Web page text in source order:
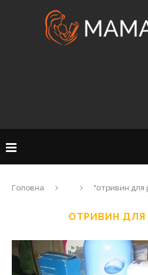
Головна "отривин для
ОТРИВИН ДЛЯ